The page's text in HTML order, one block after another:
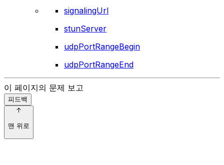
signalingUrl
stunServer
udpPortRangeBegin
udpPortRangeEnd
이 페이지의 문제 보고
피드백
맨 위로